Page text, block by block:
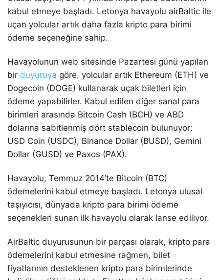
kabul etmeye başladı. Letonya havayolu airBaltic ile
uçan yolcular artık daha fazla kripto para birimi
ödeme seçeneğine sahip.
Havayolunun web sitesinde Pazartesi günü yapılan
bir duyuruya göre, yolcular artık Ethereum (ETH) ve
Dogecoin (DOGE) kullanarak uçak biletleri için
ödeme yapabilirler. Kabul edilen diğer sanal para
birimleri arasında Bitcoin Cash (BCH) ve ABD
dolarına sabitlenmiş dört stablecoin bulunuyor:
USD Coin (USDC), Binance Dollar (BUSD), Gemini
Dollar (GUSD) ve Paxos (PAX).
Havayolu, Temmuz 2014’te Bitcoin (BTC)
ödemelerini kabul etmeye başladı. Letonya ulusal
taşıyıcısı, dünyada kripto para birimi ödeme
seçenekleri sunan ilk havayolu olarak lanse ediliyor.
AirBaltic duyurusunun bir parçası olarak, kripto para
ödemelerini kabul etmesine rağmen, bilet
fiyatlarının desteklenen kripto para birimlerinde